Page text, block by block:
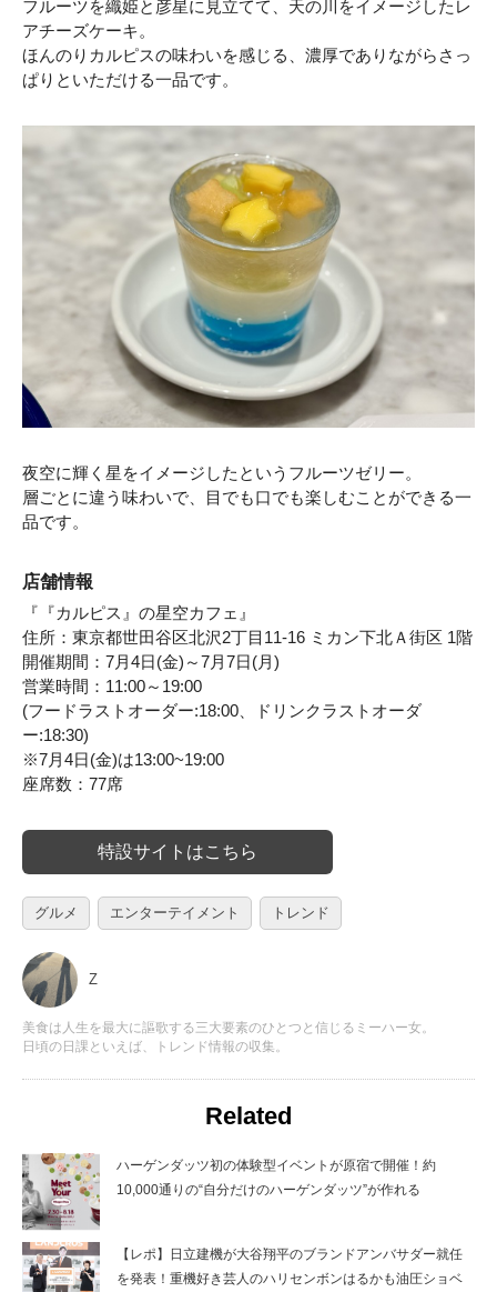
フルーツを織姫と彦星に見立てて、天の川をイメージしたレ
アチーズケーキ。
ほんのりカルピスの味わいを感じる、濃厚でありながらさっ
ぱりといただける一品です。
夜空に輝く星をイメージしたというフルーツゼリー。
層ごとに違う味わいで、目でも口でも楽しむことができる一
品です。
店舗情報
『『カルピス』の星空カフェ』
住所：東京都世田谷区北沢2丁目11-16 ミカン下北Ａ街区 1階
開催期間：7月4日(金)～7月7日(月)
営業時間：11:00～19:00
(フードラストオーダー:18:00、ドリンクラストオーダ
ー:18:30)
※7月4日(金)は13:00~19:00
座席数：77席
特設サイトはこちら
グルメ エンターテイメント トレンド
Z
美食は人生を最大に謳歌する三大要素のひとつと信じるミーハー女。
日頃の日課といえば、トレンド情報の収集。
Related
ハーゲンダッツ初の体験型イベントが原宿で開催！約
10,000通りの“自分だけのハーゲンダッツ”が作れる
【レポ】日立建機が大谷翔平のブランドアンバサダー就任
を発表！重機好き芸人のハリセンボンはるかも油圧ショベ